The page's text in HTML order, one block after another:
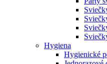
Hygiena
Hygienické